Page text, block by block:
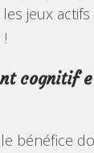
les jeux
cognitif
le bénéfice